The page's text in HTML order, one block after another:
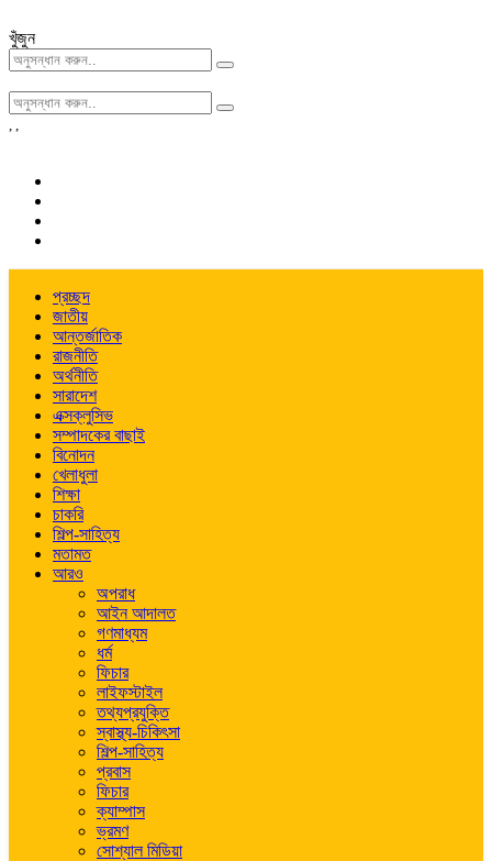
খুঁজুন
, ,
প্রচ্ছদ
জাতীয়
আন্তর্জাতিক
রাজনীতি
অর্থনীতি
সারাদেশ
এক্সক্লুসিভ
সম্পাদকের বাছাই
বিনোদন
খেলাধুলা
শিক্ষা
চাকরি
শিল্প-সাহিত্য
মতামত
আরও
অপরাধ
আইন আদালত
গণমাধ্যম
ধর্ম
ফিচার
লাইফস্টাইল
তথ্যপ্রযুক্তি
স্বাস্থ্য-চিকিৎসা
শিল্প-সাহিত্য
প্রবাস
ফিচার
ক্যাম্পাস
ভ্রমণ
সোশ্যাল মিডিয়া